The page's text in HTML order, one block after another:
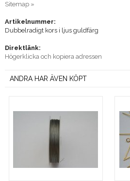
Sitemap »
Artikelnummer:
Dubbelradigt kors i ljus guldfärg
Direktlänk:
Högerklicka och kopiera adressen
ANDRA HAR ÄVEN KÖPT